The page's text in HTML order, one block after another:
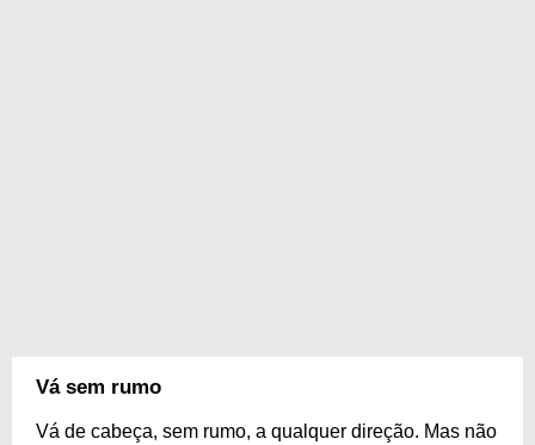
Vá sem rumo
Vá de cabeça, sem rumo, a qualquer direção. Mas não